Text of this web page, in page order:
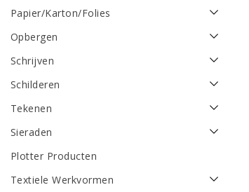
Papier/Karton/Folies
Opbergen
Schrijven
Schilderen
Tekenen
Sieraden
Plotter Producten
Textiele Werkvormen